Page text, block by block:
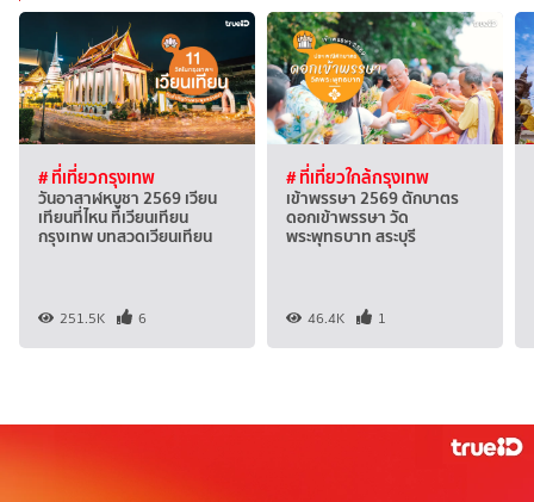
# ที่เที่ยวกรุงเทพ
วันอาสาฬหบูชา 2569 เวียน
เทียนที่ไหน ที่เวียนเทียน
กรุงเทพ บทสวดเวียนเทียน
251.5K 6
# ที่เที่ยวใกล้กรุงเทพ
เข้าพรรษา 2569 ตักบาตร
ดอกเข้าพรรษา วัด
พระพุทธบาท สระบุรี
46.4K 1